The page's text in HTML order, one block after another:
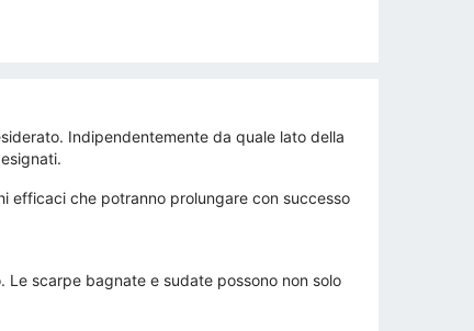
Indipendentemente da quale lato della
efficaci che potranno prolungare con successo
scarpe bagnate e sudate possono non solo